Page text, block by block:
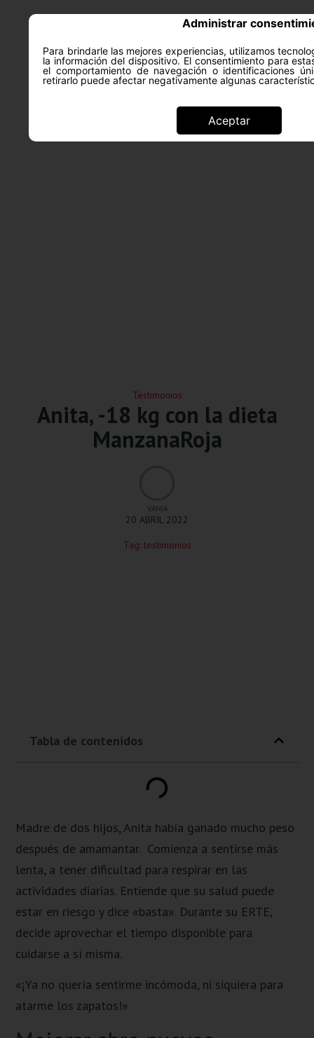
Administrar
Para brindarle las mejores experiencias, utilizamos
la información del dispositivo. El consentimiento para
el comportamiento de navegación o identificaciones
retirarlo puede afectar negativamente algunas
Aceptar
Testimonios
Anita, -18 kg con la dieta
ManzanaRoja
VANIA
20 ABRIL 2022
Tag: testimonios
Tabla de contenidos
Madre de dos hijos, Anita había ganado mucho peso
después de amamantar. Comienza a sentirse más
lenta, a tener dificultad para respirar en las
actividades diarias. Entiende que su salud puede
estar en riesgo y dice «basta». Durante su ERTE,
decide aprovechar el tiempo disponible para
cuidarse a sí misma.
«¡Ya no quería sentirme incómoda, ni siquiera para
atarme los zapatos!»